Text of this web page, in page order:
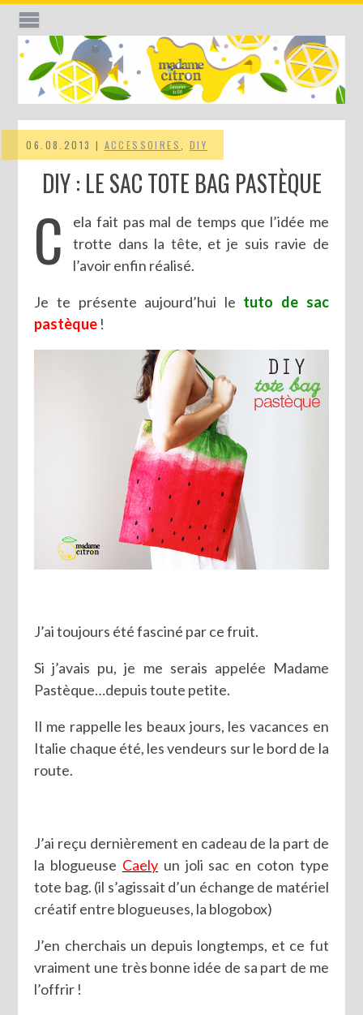
06.08.2013 | ACCESSOIRES DIY
DIY : LE SAC TOTE BAG PASTÈQUE
C
ela fait pas mal de temps que l’idée me
trotte dans la tête, et je suis ravie de
l’avoir enfin réalisé.
Je te présente aujourd’hui le tuto de sac
pastèque !
J’ai toujours été fasciné par ce fruit.
Si j’avais pu, je me serais appelée Madame
Pastèque…depuis toute petite.
Il me rappelle les beaux jours, les vacances en
Italie chaque été, les vendeurs sur le bord de la
route.
J’ai reçu dernièrement en cadeau de la part de
la blogueuse Caelyun joli sac en coton type
tote bag. (il s’agissait d’un échange de matériel
créatif entre blogueuses, la blogobox)
J’en cherchais un depuis longtemps, et ce fut
vraiment une très bonne idée de sa part de me
l’offrir !